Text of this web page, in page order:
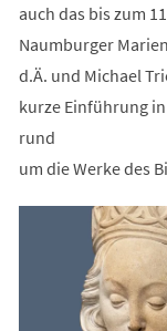
auch das bis zum
Naumburger
d.Ä. und Michael
kurze Einführung in
rund
um die Werke des